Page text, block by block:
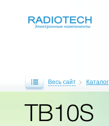
Весь сайт Каталог
TB10S